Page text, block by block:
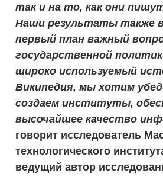
так и на то, как они
Наши результаты также
первый план важный
государственной
широко используемый
Википедия, мы хотим
создаем институты,
высочайшее качество
говорит исследователь
технологического
ведущий автор